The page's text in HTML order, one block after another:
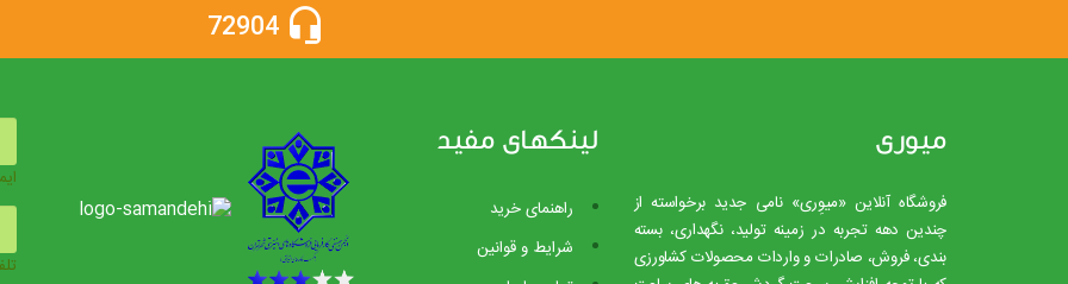
72904
میوری
فروشگاه آنلاین «میوِری» نامی جدید برخواسته از
چندین دهه تجربه در زمینه تولید، نگهداری، بسته
بندی، فروش، صادرات و واردات محصولات کشاورزی
لینکهای مفید
راهنمای خرید
شرایط و قوانین